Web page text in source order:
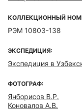
КОЛЛЕКЦИОННЫЙ
РЭМ 10803-138
ЭКСПЕДИЦИЯ:
Экспедиция в
ФОТОГРАФ:
Янборисов В.Р.
Коновалов А.В.